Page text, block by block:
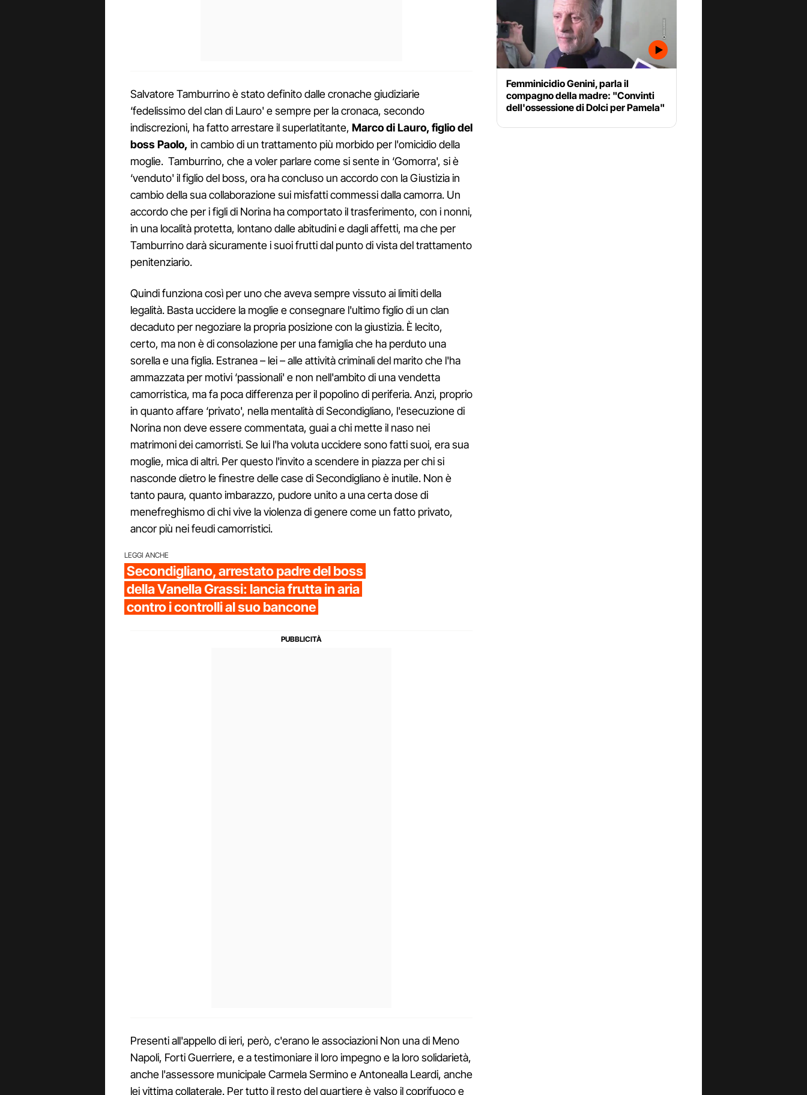
Salvatore Tamburrino è stato definito dalle cronache giudiziarie
‘fedelissimo del clan di Lauro' e sempre per la cronaca, secondo
indiscrezioni, ha fatto arrestare il superlatitante, Marco di Lauro, figlio del
boss Paolo, in cambio di un trattamento più morbido per l'omicidio della
moglie. Tamburrino, che a voler parlare come si sente in ‘Gomorra', si è
‘venduto' il figlio del boss, ora ha concluso un accordo con la Giustizia in
cambio della sua collaborazione sui misfatti commessi dalla camorra. Un
accordo che per i figli di Norina ha comportato il trasferimento, con i nonni,
in una località protetta, lontano dalle abitudini e dagli affetti, ma che per
Tamburrino darà sicuramente i suoi frutti dal punto di vista del trattamento
penitenziario.
Quindi funziona così per uno che aveva sempre vissuto ai limiti della
legalità. Basta uccidere la moglie e consegnare l'ultimo figlio di un clan
decaduto per negoziare la propria posizione con la giustizia. È lecito,
certo, ma non è di consolazione per una famiglia che ha perduto una
sorella e una figlia. Estranea – lei – alle attività criminali del marito che l'ha
ammazzata per motivi ‘passionali' e non nell'ambito di una vendetta
camorristica, ma fa poca differenza per il popolino di periferia. Anzi, proprio
in quanto affare ‘privato', nella mentalità di Secondigliano, l'esecuzione di
Norina non deve essere commentata, guai a chi mette il naso nei
matrimoni dei camorristi. Se lui l'ha voluta uccidere sono fatti suoi, era sua
moglie, mica di altri. Per questo l'invito a scendere in piazza per chi si
nasconde dietro le finestre delle case di Secondigliano è inutile. Non è
tanto paura, quanto imbarazzo, pudore unito a una certa dose di
menefreghismo di chi vive la violenza di genere come un fatto privato,
ancor più nei feudi camorristici.
LEGGI ANCHE
Secondigliano, arrestato padre del boss
della Vanella Grassi: lancia frutta in aria
contro i controlli al suo bancone
Presenti all'appello di ieri, però, c'erano le associazioni Non una di Meno
Napoli, Forti Guerriere, e a testimoniare il loro impegno e la loro solidarietà,
anche l'assessore municipale Carmela Sermino e Antonealla Leardi, anche
lei vittima collaterale. Per tutto il resto del quartiere è valso il coprifuoco e
Femminicidio Genini, parla il
compagno della madre: "Convinti
dell'ossessione di Dolci per Pamela"